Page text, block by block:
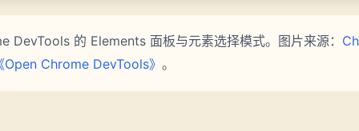
DevTools 的 Elements 面板与元素选择模式。图片来源：
Chrome DevTools》 。